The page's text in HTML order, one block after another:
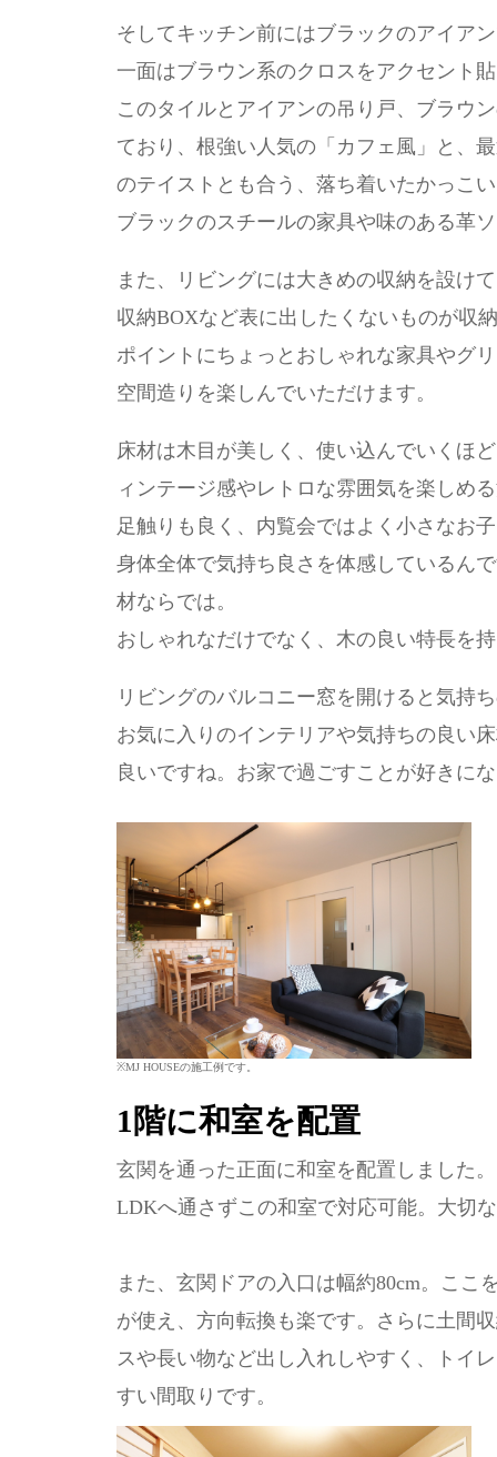
そしてキッチン前にはブラックのアイア
一面はブラウン系のクロスをアクセント
このタイルとアイアンの吊り戸、ブラウ
ており、根強い人気の「カフェ風」と、
のテイストとも合う、落ち着いたかっこ
ブラックのスチールの家具や味のある革
また、リビングには大きめの収納を設け
収納BOXなど表に出したくないものが収
ポイントにちょっとおしゃれな家具やグ
空間造りを楽しんでいただけます。
床材は木目が美しく、使い込んでいくほ
ィンテージ感やレトロな雰囲気を楽しめ
足触りも良く、内覧会ではよく小さなお
身体全体で気持ち良さを体感しているん
材ならでは。
おしゃれなだけでなく、木の良い特長を
リビングのバルコニー窓を開けると気持
お気に入りのインテリアや気持ちの良い
良いですね。お家で過ごすことが好きに
※MJ HOUSEの施工例です。
1階に和室を配置
玄関を通った正面に和室を配置しました
LDKへ通さずこの和室で対応可能。大切
また、玄関ドアの入口は幅約80cm。こ
が使え、方向転換も楽です。さらに土間
スや長い物など出し入れしやすく、トイ
すい間取りです。